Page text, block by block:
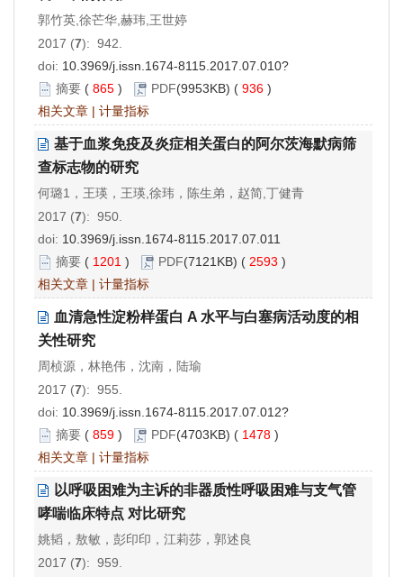
郭竹英,徐芒华,赫玮,王世婷
2017 (7): 942.
doi: 10.3969/j.issn.1674-8115.2017.07.010?
摘要 ( 865 ) PDF(9953KB) ( 936 )
相关文章 | 计量指标
基于血浆免疫及炎症相关蛋白的阿尔茨海默病筛
查标志物的研究
何璐1，王瑛，王瑛,徐玮，陈生弟，赵简,丁健青
2017 (7): 950.
doi: 10.3969/j.issn.1674-8115.2017.07.011
摘要 ( 1201 ) PDF(7121KB) ( 2593 )
相关文章 | 计量指标
血清急性淀粉样蛋白 A 水平与白塞病活动度的相
关性研究
周桢源，林艳伟，沈南，陆瑜
2017 (7): 955.
doi: 10.3969/j.issn.1674-8115.2017.07.012?
摘要 ( 859 ) PDF(4703KB) ( 1478 )
相关文章 | 计量指标
以呼吸困难为主诉的非器质性呼吸困难与支气管
哮喘临床特点 对比研究
姚韬，敖敏，彭印印，江莉莎，郭述良
2017 (7): 959.